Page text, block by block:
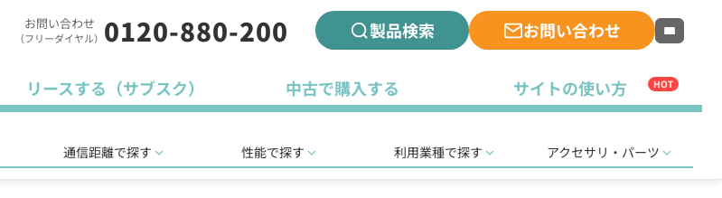
お問い合わせ
（フリーダイヤル） 0120-880-200 製品検索 お問い合わせ
リースする（サブスク） 中古で購入する サイトの使い方 HOT
通信距離で探す 性能で探す 利用業種で探す アクセサリ・パーツ